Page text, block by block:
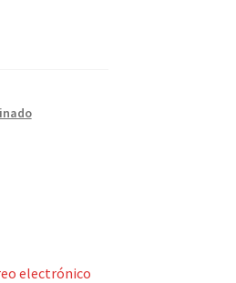
electrónico